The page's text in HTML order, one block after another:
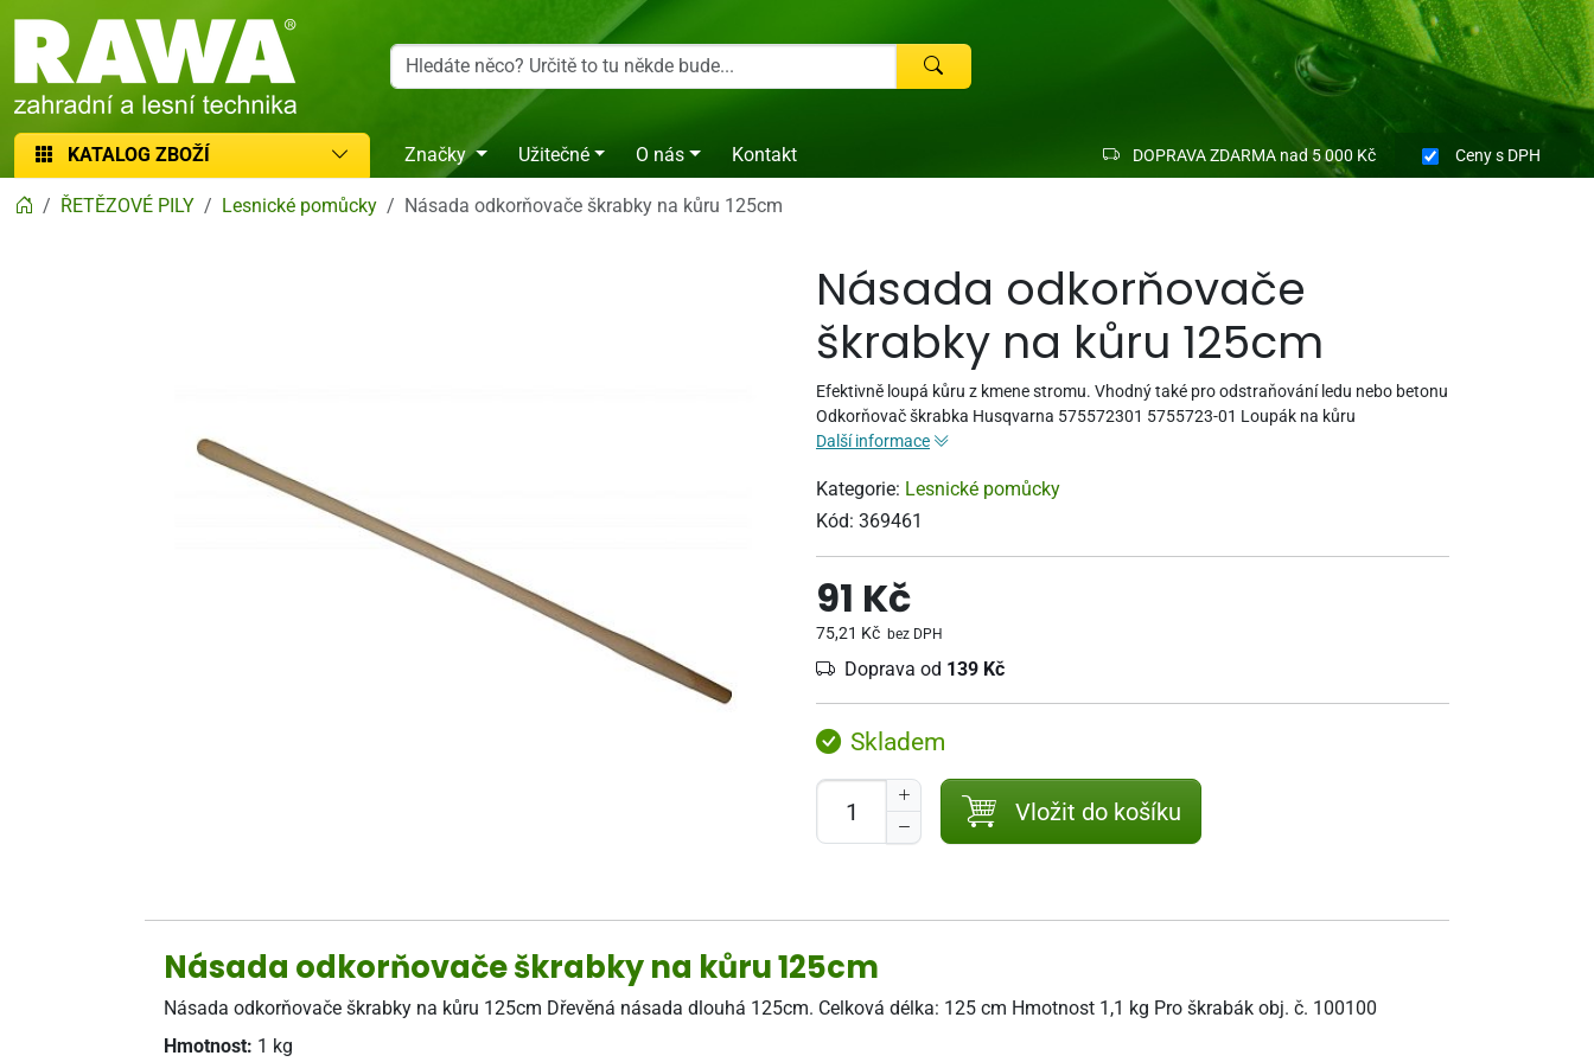
RAWA zahradní a lesní technika
KATALOG ZBOŽÍ Značky Užitečné O nás Kontakt DOPRAVA ZDARMA nad 5 000 Kč Cenys DPH
ŘETĚZOVÉ PILY Lesnické pomůcky Násada odkorňovače škrabky na kůru 125cm
Násada odkorňovače
škrabky na kůru 125cm
Efektivně loupá kůru z kmene stromu. Vhodný také pro odstraňování ledu nebo betonu
Odkorňovač škrabka Husqvarna 575572301 5755723-01 Loupák na kůru
Další informace
Kategorie: Lesnické pomůcky
Kód: 369461
91 Kč
75,21 Kč bez DPH
Doprava od 139 Kč
Skladem
Vložit do košíku
Násada odkorňovače škrabky na kůru 125cm
Násada odkorňovače škrabky na kůru 125cm Dřevěná násada dlouhá 125cm. Celková délka: 125 cm Hmotnost 1,1 kg Pro škrabák obj. č. 100100
Hmotnost: 1 kg